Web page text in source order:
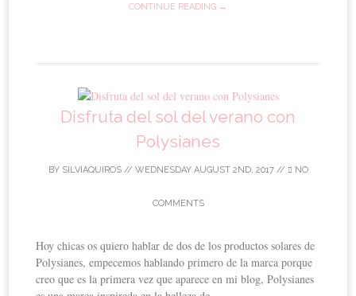
CONTINUE READING →
Disfruta del sol del verano con
Polysianes
BY SILVIAQUIROS// WEDNESDAY AUGUST 2ND, 2017// NO
COMMENTS
Hoy chicas os quiero hablar de dos de los productos solares de
Polysianes, empecemos hablando primero de la marca porque
creo que es la primera vez que aparece en mi blog, Polysianes